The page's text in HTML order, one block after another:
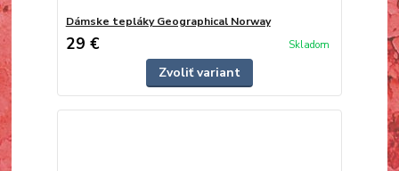
Dámske tepláky Geographical Norway
29 € Skladom
Zvoliť variant